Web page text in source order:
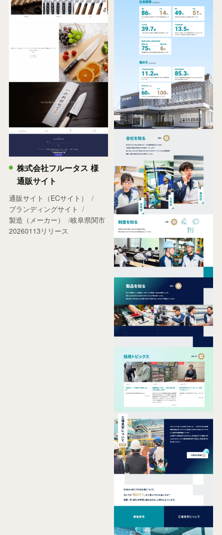
株式会社フルータス 様
通販サイト
通販サイト（ECサイト）
ブランディングサイト
製造（メーカー）
岐阜県関市
20260113リリース